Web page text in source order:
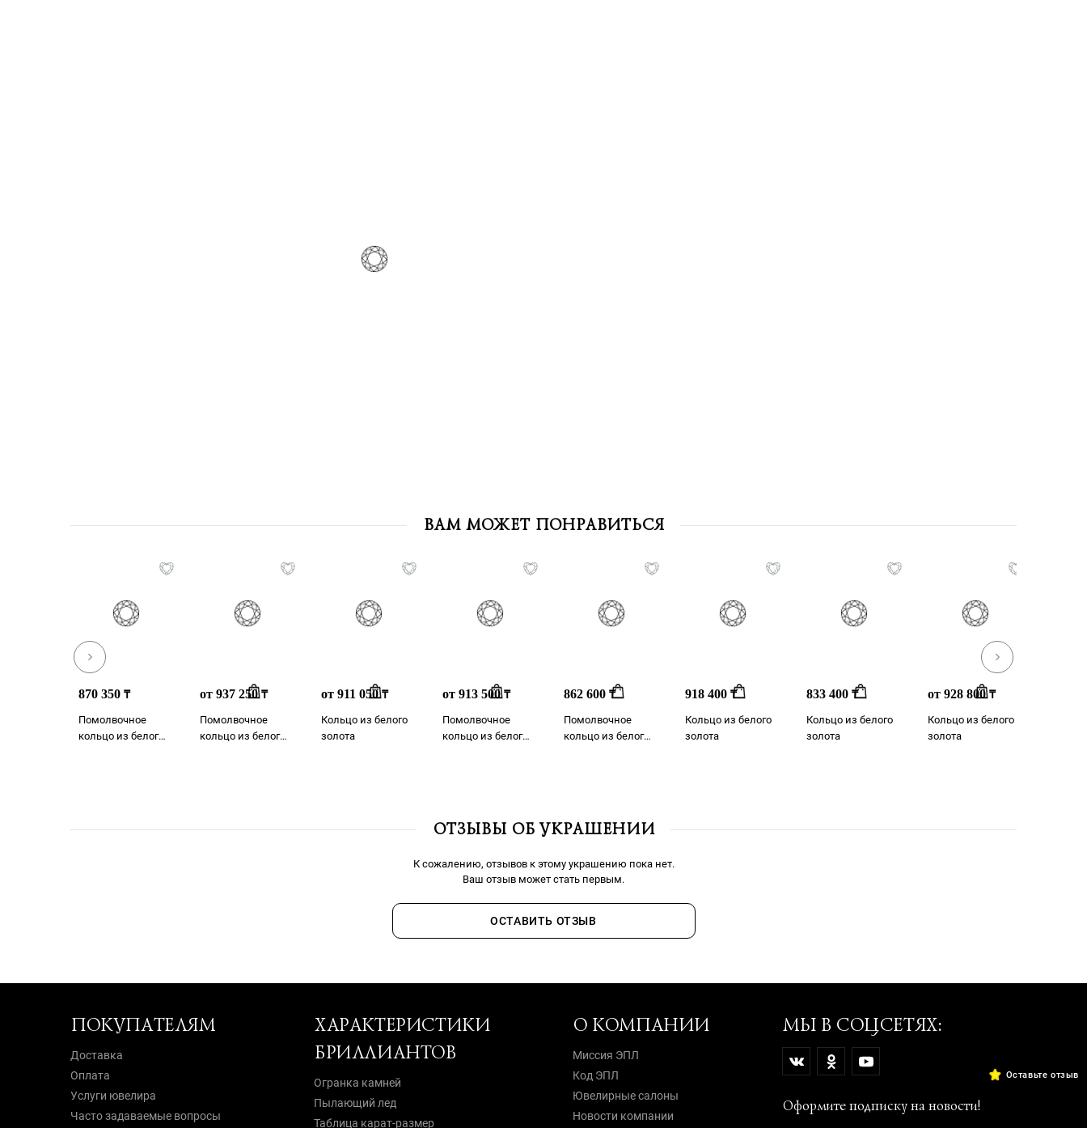
ВАМ МОЖЕТ ПОНРАВИТЬСЯ
Помолвочное
кольцо из белого
870 350 ₸
Помолвочное
кольцо из белого
от 937 250₸
Кольцо из белого
золота
от 911 050₸
Помолвочное
кольцо из белого
от 913 500₸
Помолвочное
кольцо из белого
862 600 ₸
Кольцо из белого
золота
918 400 ₸
Кольцо из белого
золота
833 400 ₸
Кольцо из белого
золота
от 928 800₸
ОТЗЫВЫ ОБ УКРАШЕНИИ
К сожалению, отзывов к этому украшению пока нет.
Ваш отзыв может стать первым.
ОСТАВИТЬ ОТЗЫВ
ПОКУПАТЕЛЯМ
Доставка
Оплата
Услуги ювелира
Часто задаваемые вопросы
ХАРАКТЕРИСТИКИ
БРИЛЛИАНТОВ
Огранка камней
Пылающий лед
Таблица карат-размер
О КОМПАНИИ
Миссия ЭПЛ
Код ЭПЛ
Ювелирные салоны
Новости компании
МЫ В СОЦСЕТЯХ:
Оформите подписку на новости!
Оставьте отзыв